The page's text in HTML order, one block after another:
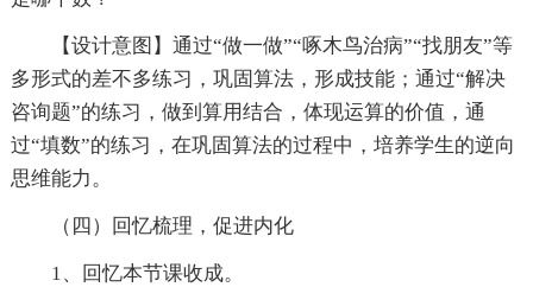
【设计意图】通过“做一做”“啄木鸟治病”“找朋友”等
多形式的差不多练习，巩固算法，形成技能；通过“解决
咨询题”的练习，做到算用结合，体现运算的价值，通
过“填数”的练习，在巩固算法的过程中，培养学生的逆向
思维能力。
（四）回忆梳理，促进内化
1、回忆本节课收成。